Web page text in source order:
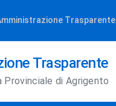
Trasparente
Trasparente
Provinciale di Agrigento